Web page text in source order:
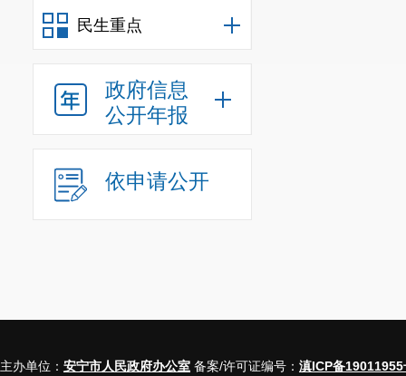
民生重点
政府信息
公开年报
依申请公开
主办单位： 安宁市人民政府办公室 备案/许可证编号： 滇ICP备